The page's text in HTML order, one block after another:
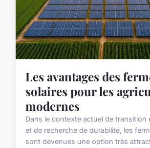
Les avantages des
solaires pour les
modernes
Dans le contexte actuel de transition
et de recherche de durabilité, les
sont devenues une option très